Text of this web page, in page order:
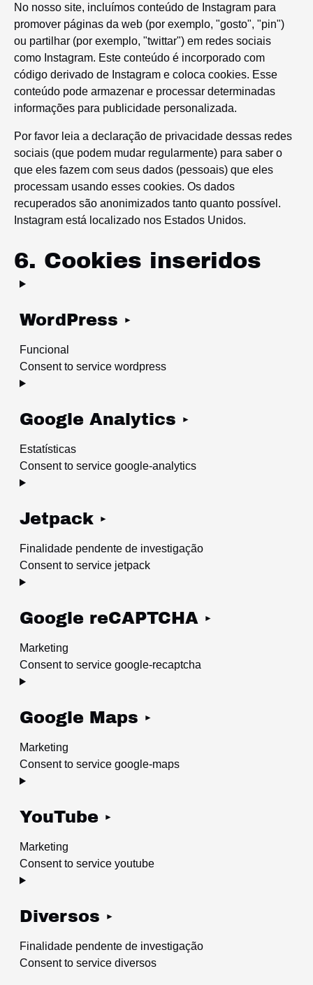
No nosso site, incluímos conteúdo de Instagram para
promover páginas da web (por exemplo, "gosto", "pin")
ou partilhar (por exemplo, "twittar") em redes sociais
como Instagram. Este conteúdo é incorporado com
código derivado de Instagram e coloca cookies. Esse
conteúdo pode armazenar e processar determinadas
informações para publicidade personalizada.
Por favor leia a declaração de privacidade dessas redes
sociais (que podem mudar regularmente) para saber o
que eles fazem com seus dados (pessoais) que eles
processam usando esses cookies. Os dados
recuperados são anonimizados tanto quanto possível.
Instagram está localizado nos Estados Unidos.
6. Cookies inseridos
WordPress
Funcional
Consent to service wordpress
Google Analytics
Estatísticas
Consent to service google-analytics
Jetpack
Finalidade pendente de investigação
Consent to service jetpack
Google reCAPTCHA
Marketing
Consent to service google-recaptcha
Google Maps
Marketing
Consent to service google-maps
YouTube
Marketing
Consent to service youtube
Diversos
Finalidade pendente de investigação
Consent to service diversos